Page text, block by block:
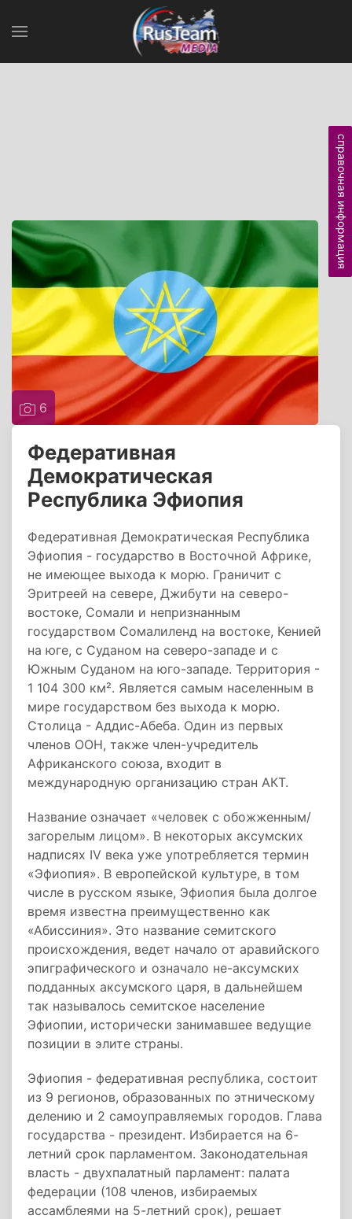
6
Федеративная
Демократическая
Республика Эфиопия
Федеративная Демократическая Республика
Эфиопия - государство в Восточной Африке,
не имеющее выхода к морю. Граничит с
Эритреей на севере, Джибути на северо-
востоке, Сомали и непризнанным
государством Сомалиленд на востоке, Кенией
на юге, с Суданом на северо-западе и с
Южным Суданом на юго-западе. Территория -
1 104 300 км². Является самым населенным в
мире государством без выхода к морю.
Столица - Аддис-Абеба. Один из первых
членов ООН, также член-учредитель
Африканского союза, входит в
международную организацию стран АКТ.
Название означает «человек с обожженным/
загорелым лицом». В некоторых аксумских
надписях IV века уже употребляется термин
«Эфиопия». В европейской культуре, в том
числе в русском языке, Эфиопия была долгое
время известна преимущественно как
«Абиссиния». Это название семитского
происхождения, ведет начало от аравийского
эпиграфического и означало не-аксумских
подданных аксумского царя, в дальнейшем
так называлось семитское население
Эфиопии, исторически занимавшее ведущие
позиции в элите страны.
Эфиопия - федеративная республика, состоит
из 9 регионов, образованных по этническому
делению и 2 самоуправляемых городов. Глава
государства - президент. Избирается на 6-
летний срок парламентом. Законодательная
власть - двухпалатный парламент: палата
федерации (108 членов, избираемых
ассамблеями на 5-летний срок), решает
справочная информация